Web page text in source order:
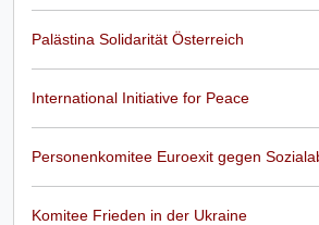
Palästina Solidarität Österreich
International Initiative for Peace
Personenkomitee Euroexit gegen
Komitee Frieden in der Ukraine